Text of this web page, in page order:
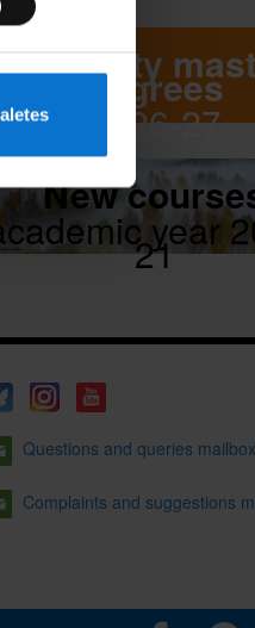
degrees
2026-27
New
year
21
Questions and queries mailbox
Complaints and suggestions